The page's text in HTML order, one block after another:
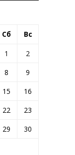
Сб Вс
1
2
8
9
15
16
22
23
29
30